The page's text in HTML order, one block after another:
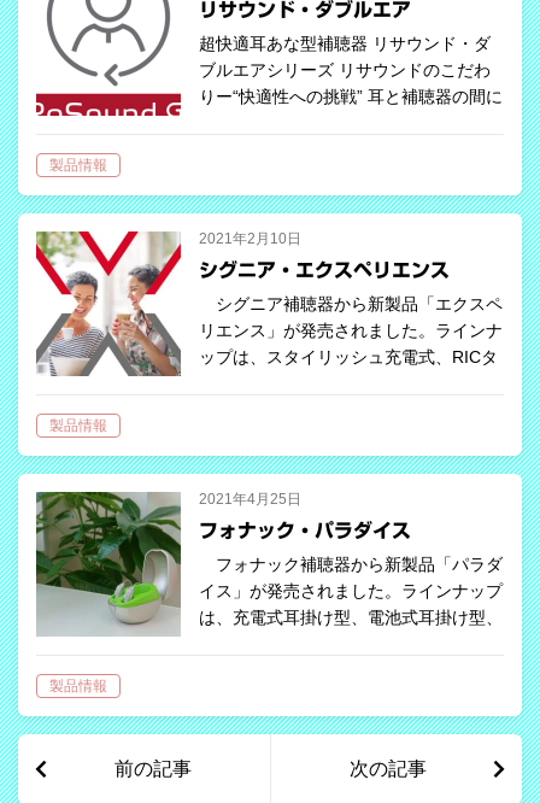
リサウンド・ダブルエア
超快適耳あな型補聴器 リサウンド・ダ
ブルエアシリーズ リサウンドのこだわ
りー“快適性への挑戦” 耳と補聴器の間に
通…
製品情報
2021年2月10日
シグニア・エクスペリエンス
シグニア補聴器から新製品「エクスペ
リエンス」が発売されました。ラインナ
ップは、スタイリッシュ充電式、RICタ
製品情報
2021年4月25日
フォナック・パラダイス
フォナック補聴器から新製品「パラダ
イス」が発売されました。ラインナップ
は、充電式耳掛け型、電池式耳掛け型、
わり…
製品情報
前の記事 次の記事